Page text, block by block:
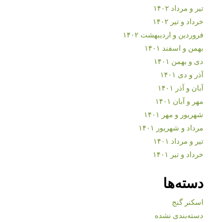
تیر و مرداد ۱۴۰۲
خرداد و تیر ۱۴۰۲
فروردین و اردیبهشت ۱۴۰۲
بهمن و اسفند ۱۴۰۱
دی و بهمن ۱۴۰۱
آذر و دی ۱۴۰۱
آبان و آذر ۱۴۰۱
مهر و آبان ۱۴۰۱
شهریور و مهر ۱۴۰۱
مرداد و شهریور ۱۴۰۱
تیر و مرداد ۱۴۰۱
خرداد و تیر ۱۴۰۱
دسته‌ها
اسکنر گنج
دسته‌بندی نشده